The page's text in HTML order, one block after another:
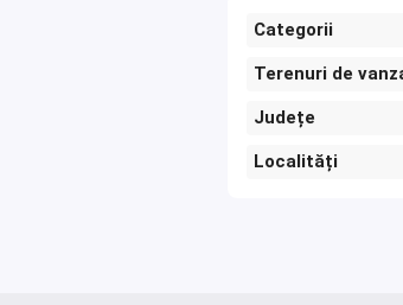
Categorii
Terenuri de
Județe
Localități